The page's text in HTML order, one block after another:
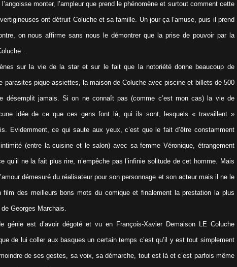
monter, l’ampleur que prend le phénomène et surtout comment cette
ont détruit Coluche et sa famille. Un jour ça l’amuse, puis il prend
on nous affirme sans nous le démontrer que la prise de pouvoir par la
sur la vie de la star et sur le fait que la notoriété donne beaucoup de
parasites pique-assiettes, la maison de Coluche avec piscine et billets de 500
désemplit jamais. Si on ne connaît pas (comme c’est mon cas) la vie de
idée de ce que ces gens font là, qui ils sont, lesquels « travaillent »
Evidemment, ce qui saute aux yeux, c’est que le fait d’être constamment
(entre la cuisine et le salon) avec sa femme Véronique, étrangement
qu’il ne la fait plus rire, n’empêche pas l’infinie solitude de cet homme. Mais
démesuré du réalisateur pour son personnage et son acteur mais il ne le
des meilleurs bons mots du comique et finalement la prestation la plus
Georges Marchais.
génie est d’avoir dégoté et vu en François-Xavier Demaison LE Coluche
de lui coller aux basques un certain temps c’est qu’il y est tout simplement
de ses gestes, sa voix, sa démarche, tout est là et c’est parfois même